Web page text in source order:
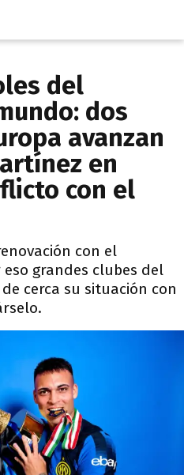
del
dos
avanzan
en
con el
con el
grandes clubes del
cerca su situación con